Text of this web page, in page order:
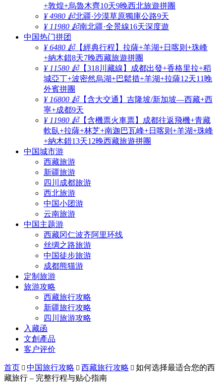
+敦煌+烏魯木齊10天9晚西北旅遊拼團
¥ 4980 起北疆·沙漠草原獨庫公路9天
¥ 11980 起南北疆·全景線16天深度遊
中国热门拼团
¥ 6480 起【經典行程】拉薩+羊湖+日喀则+珠峰
+納木錯8天7晚西藏旅遊拼團
¥ 11580 起【318川藏線】成都出發+香格里拉+稻
城亞丁+波密然烏湖+巴鬆措+羊湖+拉薩12天11晚
外賓拼團
¥ 16800 起【含大交通】吉隆坡/新加坡—西藏+西
寧+成都9天
¥ 11980 起【含機票火車票】成都往返飛機+青藏
軟臥+拉薩+林芝+南迦巴瓦峰+日喀则+羊湖+珠峰
+納木錯13天12晚西藏旅遊拼團
中国城市游
西藏旅游
新疆旅游
四川成都旅游
西北旅游
中国小团游
云南旅游
中国主题游
西藏冈仁波齐阿里环线
丝绸之路旅游
中国徒步旅游
成都熊猫游
定制旅游
旅游攻略
西藏旅行攻略
新疆旅行攻略
四川旅游攻略
入藏函
文創產品
客户评价
首页  中国旅行攻略  西藏旅行攻略  如何选择最适合您的西
藏旅行 – 完整行程与贴心指南